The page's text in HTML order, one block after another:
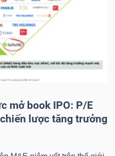
mở book IPO: P/E
chiến lược tăng trưởng